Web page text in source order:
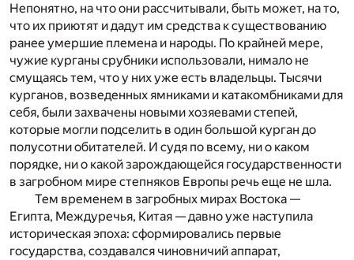
Непонятно, на что они рассчитывали, быть может, на то,
что их приютят и дадут им средства к существованию
ранее умершие племена и народы. По крайней мере,
чужие курганы срубники использовали, нимало не
смущаясь тем, что у них уже есть владельцы. Тысячи
курганов, возведенных ямниками и катакомбниками для
себя, были захвачены новыми хозяевами степей,
которые могли подселить в один большой курган до
полусотни обитателей. И судя по всему, ни о каком
порядке, ни о какой зарождающейся государственности
в загробном мире степняков Европы речь еще не шла.
Тем временем в загробных мирах Востока —
Египта, Междуречья, Китая — давно уже наступила
историческая эпоха: сформировались первые
государства, создавался чиновничий аппарат,